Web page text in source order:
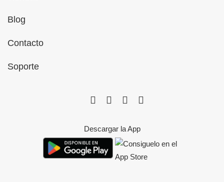
Blog
Contacto
Soporte
Descargar la App